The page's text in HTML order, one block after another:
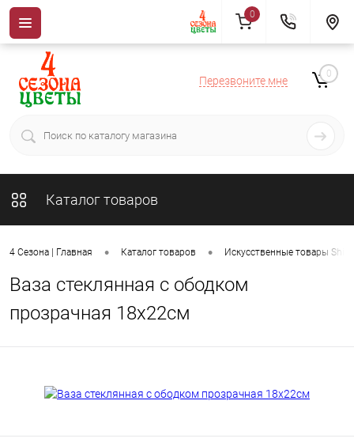
Перезвоните мне
0
Каталог товаров
4 Сезона | Главная • Каталог товаров • Искусственные товары
Ваза стеклянная с ободком
прозрачная 18x22см
0